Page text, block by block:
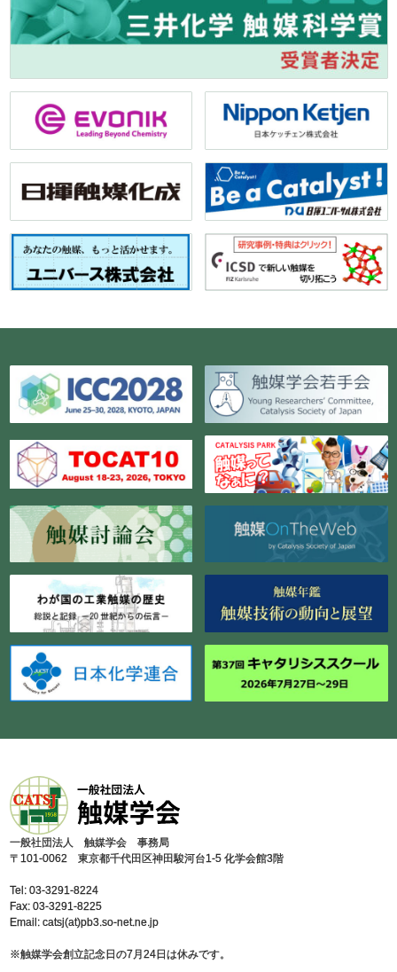
⼀般社団法⼈ 触媒学会 事務局
〒101-0062 東京都千代⽥区神⽥駿河台1-5 化学会館3階
Tel: 03-3291-8224
Fax: 03-3291-8225
Email: catsj(at)pb3.so-net.ne.jp
※触媒学会創⽴記念⽇の7⽉24⽇は休みです。